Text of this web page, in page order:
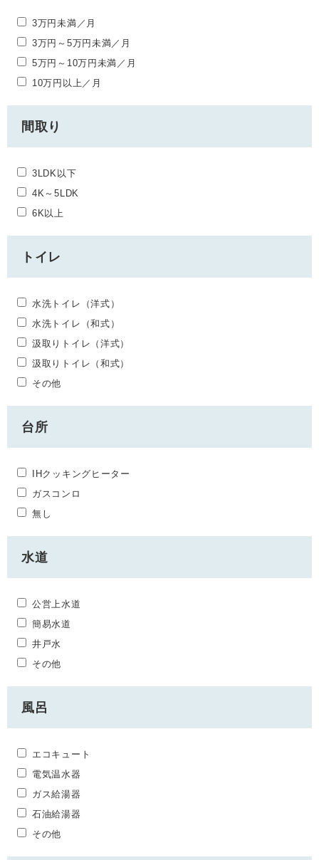
3万円未満／月
3万円～5万円未満／月
5万円～10万円未満／月
10万円以上／月
間取り
3LDK以下
4K～5LDK
6K以上
トイレ
水洗トイレ（洋式）
水洗トイレ（和式）
汲取りトイレ（洋式）
汲取りトイレ（和式）
その他
台所
IHクッキングヒーター
ガスコンロ
無し
水道
公営上水道
簡易水道
井戸水
その他
風呂
エコキュート
電気温水器
ガス給湯器
石油給湯器
その他